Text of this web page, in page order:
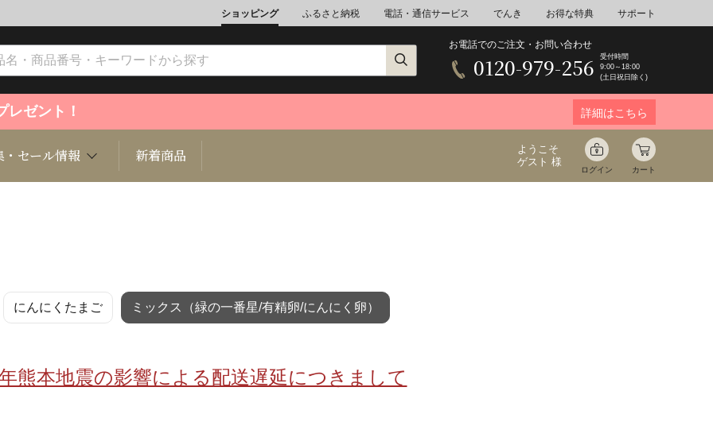
ショッピング ふるさと納税 電話・通信サービス でんき お得な特典 サポート
お電話でのご注文・お問い合わせ
0120-979-256
受付時間
9:00～18:00
(土日祝日除く)
レゼント！ 詳細はこちら
総菜 麺類/つゆ
ョン 定期購読雑誌 書籍
・セール情報 新着商品
ようこそ
ゲスト 様
ログイン カート
にんにくたまご ミックス（緑の一番星/有精卵/にんにく卵）
熊本地震の影響による配送遅延につきまして